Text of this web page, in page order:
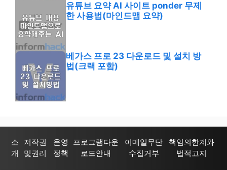
유튜브 요약 AI 사이트 ponder 무제
한 사용법(마인드맵 요약)
베가스 프로 23 다운로드 및 설치 방
법(크랙 포함)
소
개
저작권
및권리
운영
정책
프로그램다운
로드안내
이메일무단
수집거부
책임의한계와
법적고지